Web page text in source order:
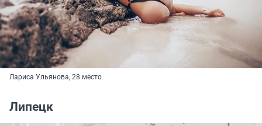
Лариса Ульянова, 28 место
Липецк